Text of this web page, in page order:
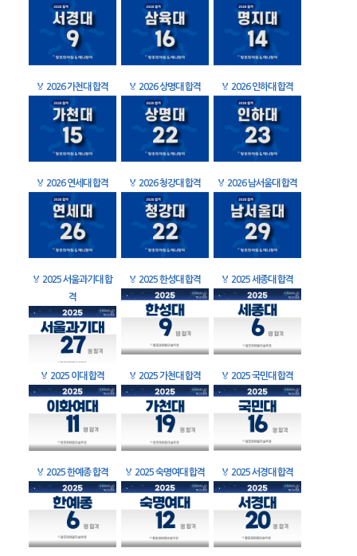
🏅 2026 가천대 합격 🏅 2026 상명대 합격 🏅 2026 인하대 합격
🏅 2026 연세대 합격 🏅 2026 청강대 합격 🏅 2026 남서울대 합격
🏅 2025 서울과기대 합
격
🏅 2025 한성대 합격 🏅 2025 세종대 합격
🏅 2025 이대 합격 🏅 2025 가천대 합격 🏅 2025 국민대 합격
🏅 2025 한예종 합격 🏅 2025 숙명여대 합격 🏅 2025 서경대 합격